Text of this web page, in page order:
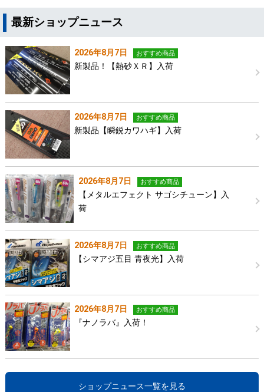
最新ショップニュース
2026年8月7日 おすすめ商品
新製品！【熱砂ＸＲ】入荷
2026年8月7日 おすすめ商品
新製品【瞬鋭カワハギ】入荷
2026年8月7日 おすすめ商品
【メタルエフェクト サゴシチューン】入
荷
2026年8月7日 おすすめ商品
【シマアジ五目 青夜光】入荷
2026年8月7日 おすすめ商品
『ナノラバ』入荷！
ショップニュース一覧を見る